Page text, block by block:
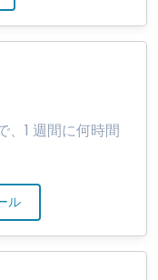
、1 週間に何時間
ル